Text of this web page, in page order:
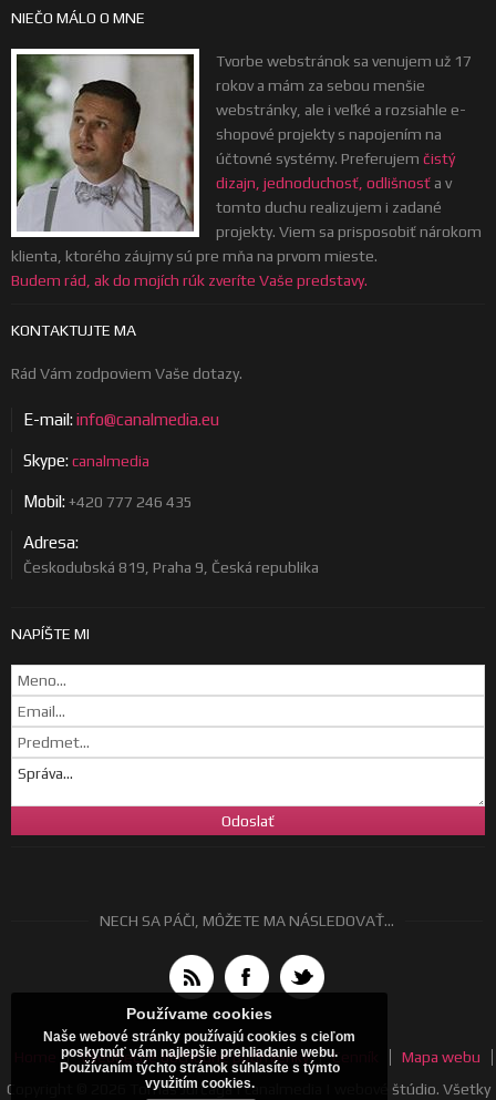
NIEČO MÁLO O MNE
Tvorbe webstránok sa venujem už 17
rokov a mám za sebou menšie
webstránky, ale i veľké a rozsiahle e-
shopové projekty s napojením na
účtovné systémy. Preferujem čistý
dizajn, jednoduchosť, odlišnosť a v
tomto duchu realizujem i zadané
projekty. Viem sa prisposobiť nárokom
klienta, ktorého záujmy sú pre mňa na prvom mieste.
Budem rád, ak do mojích rúk zveríte Vaše predstavy.
KONTAKTUJTE MA
Rád Vám zodpoviem Vaše dotazy.
E-mail:info@canalmedia.eu
Skype:canalmedia
Mobil:+420 777 246 435
Adresa:
Českodubská 819, Praha 9, Česká republika
NAPÍŠTE MI
NECH SA PÁČI, MÔŽETE MA NÁSLEDOVAŤ...
Všeobecné obchodné podmienky Cenník
Mapa webu
Copyright © 2026 Tomáš Jurčaga | canalmedia | webové štúdio. Všetky
Používame cookies
Naše webové stránky používajú cookies s cieľom
poskytnúť vám najlepšie prehliadanie webu.
Používaním týchto stránok súhlasíte s týmto
využitím cookies.